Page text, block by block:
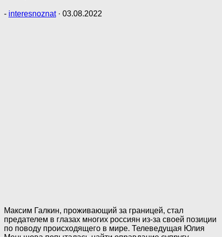
- interesnoznat · 03.08.2022
Максим Галкин, проживающий за границей, стал
предателем в глазах многих россиян из-за своей позиции
по поводу происходящего в мире. Телеведущая Юлия